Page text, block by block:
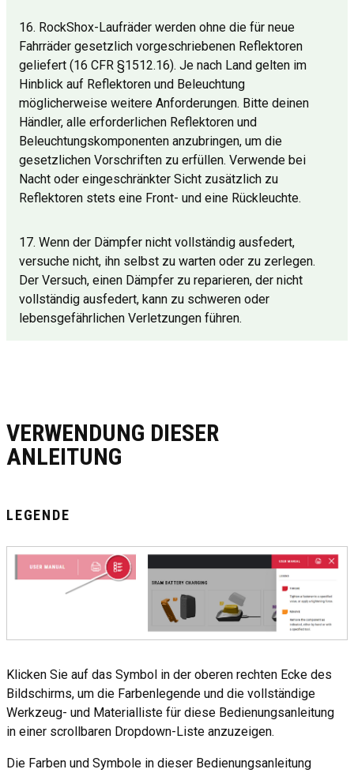
16. RockShox-Laufräder werden ohne die für neue
Fahrräder gesetzlich vorgeschriebenen Reflektoren
geliefert (16 CFR §1512.16). Je nach Land gelten im
Hinblick auf Reflektoren und Beleuchtung
möglicherweise weitere Anforderungen. Bitte deinen
Händler, alle erforderlichen Reflektoren und
Beleuchtungskomponenten anzubringen, um die
gesetzlichen Vorschriften zu erfüllen. Verwende bei
Nacht oder eingeschränkter Sicht zusätzlich zu
Reflektoren stets eine Front- und eine Rückleuchte.
17. Wenn der Dämpfer nicht vollständig ausfedert,
versuche nicht, ihn selbst zu warten oder zu zerlegen.
Der Versuch, einen Dämpfer zu reparieren, der nicht
vollständig ausfedert, kann zu schweren oder
lebensgefährlichen Verletzungen führen.
VERWENDUNG DIESER
ANLEITUNG
LEGENDE
Klicken Sie auf das Symbol in der oberen rechten Ecke des
Bildschirms, um die Farbenlegende und die vollständige
Werkzeug- und Materialliste für diese Bedienungsanleitung
in einer scrollbaren Dropdown-Liste anzuzeigen.
Die Farben und Symbole in dieser Bedienungsanleitung